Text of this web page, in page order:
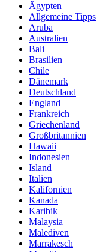
Ägypten
Allgemeine Tipps
Aruba
Australien
Bali
Brasilien
Chile
Dänemark
Deutschland
England
Frankreich
Griechenland
Großbritannien
Hawaii
Indonesien
Island
Italien
Kalifornien
Kanada
Karibik
Malaysia
Malediven
Marrakesch